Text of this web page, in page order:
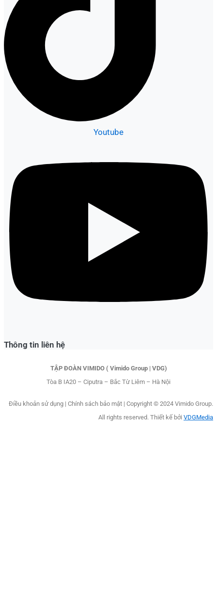
Youtube
Thông tin liên hệ
TẬP ĐOÀN VIMIDO ( Vimido Group | VDG)
Tòa B IA20 – Ciputra – Bắc Từ Liêm – Hà Nội
Điều khoản sử dụng | Chính sách bảo mật | Copyright © 2024 Vimido Group.
All rights reserved. Thiết kế bởi VDGMedia